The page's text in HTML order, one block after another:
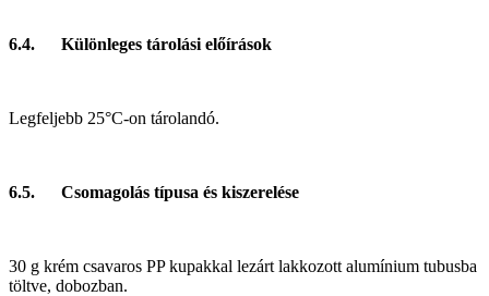
6.4. Különleges tárolási előírások
Legfeljebb 25°C-on tárolandó.
6.5. Csomagolás típusa és kiszerelése
30 g krém csavaros PP kupakkal lezárt lakkozott alumínium tubusba
töltve, dobozban.